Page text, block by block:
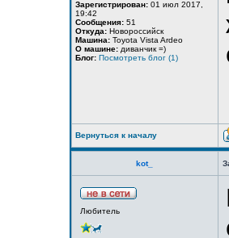
Зарегистрирован: 01 июл 2017,
19:42
Сообщения: 51
Откуда: Новороссийск
Машина: Toyota Vista Ardeo
О машине: диванчик =)
Блог: Посмотреть блог (1)
Вернуться к началу
kot_
Любитель